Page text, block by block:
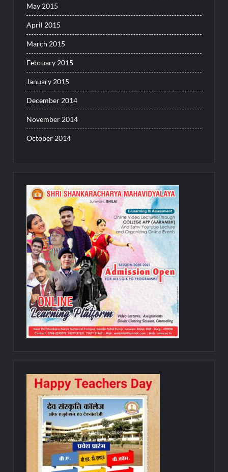
May 2015
April 2015
March 2015
February 2015
January 2015
December 2014
November 2014
October 2014